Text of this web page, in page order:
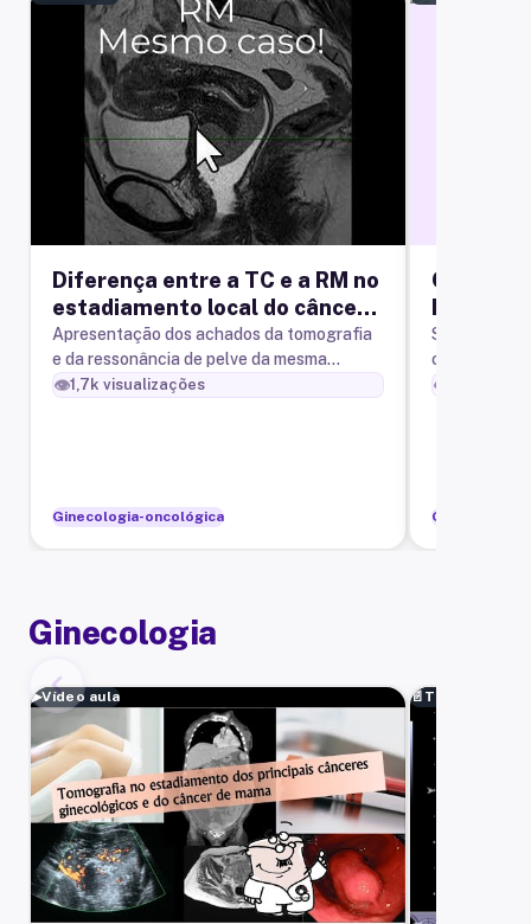
Diferença entre a TC e a RM no
estadiamento local do câncer
de colo uterino
Apresentação dos achados da tomografia
e da ressonância de pelve da mesma
paciente com câncer de colo uterino.
👁️1,7k visualizações
Ginecologia-oncológica
Sequências
colo, com
👁️
Ginecologia-
Ginecologia
▶Vídeo aula 📄 Texto